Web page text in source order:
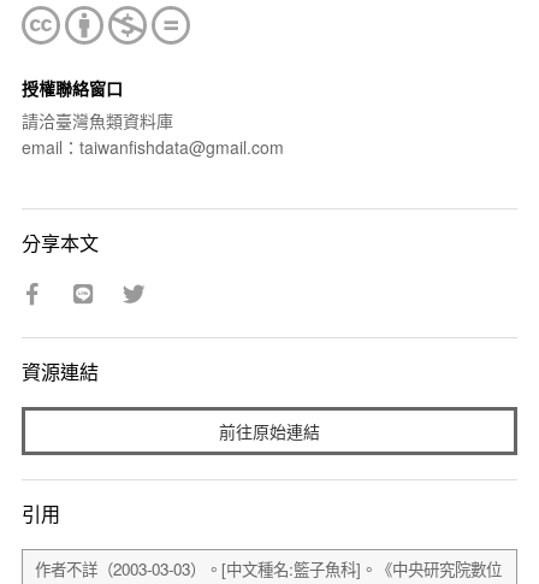
授權聯絡窗口
請洽臺灣魚類資料庫
email：taiwanfishdata@gmail.com
分享本文
資源連結
前往原始連結
引用